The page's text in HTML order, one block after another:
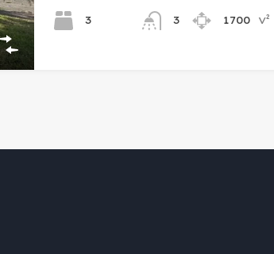
3
3
1700
v²